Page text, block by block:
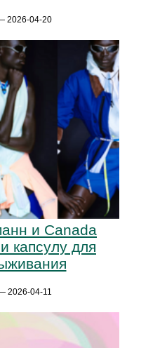
2026-04-20
и Canada
капсулу для
2026-04-11